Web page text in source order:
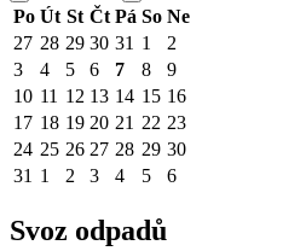
Po Út St Čt Pá So Ne
27 28 29 30 31 1
2
3
4 5 6 7 8
9
10 11 12 13 14 15 16
17 18 19 20 21 22 23
24 25 26 27 28 29 30
31 1 2 3 4 5 6
Svoz odpadů